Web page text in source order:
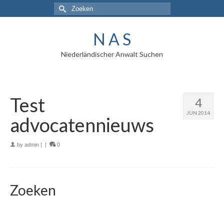
N A S
Niederländischer Anwalt Suchen
4
JUN 2014
Test
advocatennieuws
by admin | | 0
Zoeken